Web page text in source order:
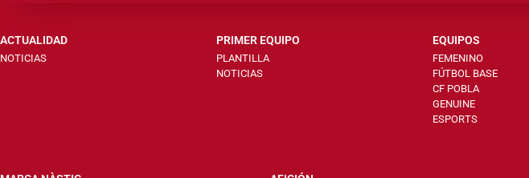
ACTUALIDAD
NOTICIAS
PRIMER EQUIPO
PLANTILLA
NOTICIAS
EQUIPOS
FEMENINO
FÚTBOL BASE
CF POBLA
GENUINE
ESPORTS